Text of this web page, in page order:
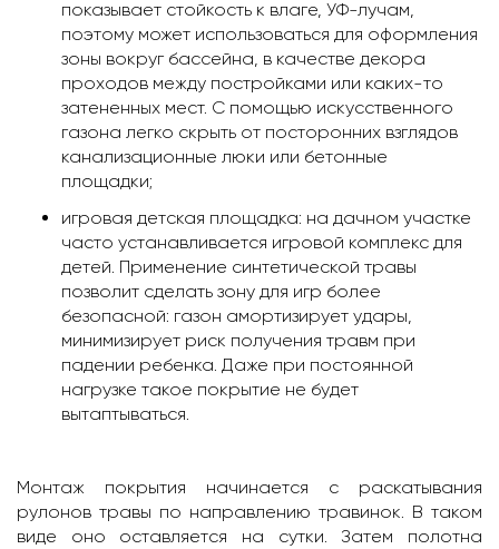
показывает стойкость к влаге, УФ-лучам,
поэтому может использоваться для оформления
зоны вокруг бассейна, в качестве декора
проходов между постройками или каких-то
затененных мест. С помощью искусственного
газона легко скрыть от посторонних взглядов
канализационные люки или бетонные
площадки;
игровая детская площадка: на дачном участке
часто устанавливается игровой комплекс для
детей. Применение синтетической травы
позволит сделать зону для игр более
безопасной: газон амортизирует удары,
минимизирует риск получения травм при
падении ребенка. Даже при постоянной
нагрузке такое покрытие не будет
вытаптываться.
Монтаж покрытия начинается с раскатывания
рулонов травы по направлению травинок. В таком
виде оно оставляется на сутки. Затем полотна